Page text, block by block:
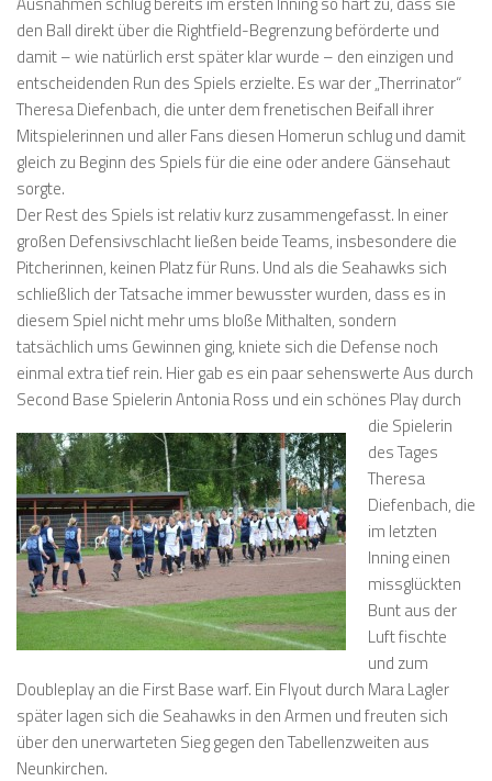
den Ball direkt über die Rightfield-Begrenzung beförderte und
damit – wie natürlich erst später klar wurde – den einzigen und
entscheidenden Run des Spiels erzielte. Es war der „Therrinator“
Theresa Diefenbach, die unter dem frenetischen Beifall ihrer
Mitspielerinnen und aller Fans diesen Homerun schlug und damit
gleich zu Beginn des Spiels für die eine oder andere Gänsehaut
sorgte.
Der Rest des Spiels ist relativ kurz zusammengefasst. In einer
großen Defensivschlacht ließen beide Teams, insbesondere die
Pitcherinnen, keinen Platz für Runs. Und als die Seahawks sich
schließlich der Tatsache immer bewusster wurden, dass es in
diesem Spiel nicht mehr ums bloße Mithalten, sondern
tatsächlich ums Gewinnen ging, kniete sich die Defense noch
einmal extra tief rein. Hier gab es ein paar sehenswerte Aus durch
Second Base SpielerinAntonia Ross und ein schönes Play durch
die Spielerin
des Tages
Theresa
Diefenbach, die
im letzten
Inning einen
missglückten
Bunt aus der
Luft fischte
und zum
Doubleplay an die First Base warf. Ein Flyout durch Mara Lagler
später lagen sich die Seahawks in den Armen und freuten sich
über den unerwarteten Sieg gegen den Tabellenzweiten aus
Neunkirchen.